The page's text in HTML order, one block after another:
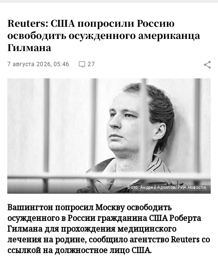
Reuters: США попросили Россию
освободить осужденного американца
Гилмана
7 августа 2026, 05:46 27
Фото: Андрей Архипов/РИА Новости
Вашингтон попросил Москву освободить
осужденного в России гражданина США Роберта
Гилмана для прохождения медицинского
лечения на родине, сообщило агентство Reuters со
ссылкой на должностное лицо США.